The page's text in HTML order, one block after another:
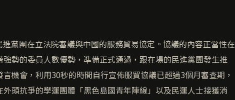
黨團在立法院審議與中國的服務貿易協定。協議的內容正當性在
勢的委員人數優勢，凖備正式通過，跟在場的民進黨團發生推
機會，利用30秒的時間自行宣佈服貿協議已超過3個月審查期，
頭抗爭的學運團體「黑色島國青年陣線」以及民運人士接獲消